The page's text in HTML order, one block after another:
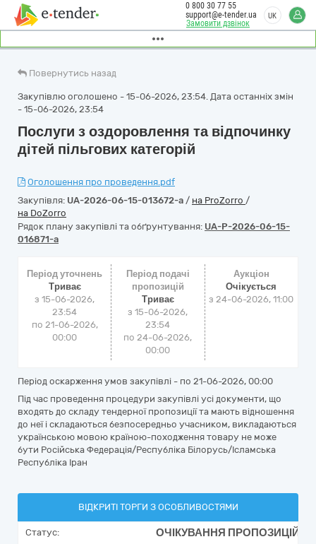
Замовити дзвінок
0 800 30 77 55
support@e-tender.ua
UK
Повернутись назад
Закупівлю оголошено - 15-06-2026, 23:54. Дата останніх змін
- 15-06-2026, 23:54
Послуги з оздоровлення та відпочинку
дітей пільгових категорій
Оголошення про проведення.pdf
Закупівля: UA-2026-06-15-013672-a / на ProZorro /
на DoZorro
Рядок плану закупівлі та обґрунтування: UA-P-2026-06-15-
016871-a
Період уточнень
Триває
з 15-06-2026,
23:54
по 21-06-2026,
00:00
Період подачі
пропозицій
Триває
з 15-06-2026,
23:54
по 24-06-2026,
00:00
Аукціон
Очікується
з24-06-2026, 11:00
Період оскарження умов закупівлі - по 21-06-2026, 00:00
Під час проведення процедури закупівлі усі документи, що
входять до складу тендерної пропозиції та мають відношення
до неї і складаються безпосередньо учасником, викладаються
українською мовою країною-походження товару не може
бути Російська Федерація/Республіка Білорусь/Ісламська
Республіка Іран
ВІДКРИТІ ТОРГИ З ОСОБЛИВОСТЯМИ
Статус: ОЧІКУВАННЯ ПРОПОЗИЦІЙ